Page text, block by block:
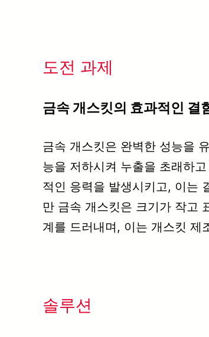
도전 과제
금속 개스킷의 효과적인 결
금속 개스킷은 완벽한 성능을
능을 저하시켜 누출을 초래하
적인 응력을 발생시키고, 이는
만 금속 개스킷은 크기가 작고
계를 드러내며, 이는 개스킷 제
솔루션